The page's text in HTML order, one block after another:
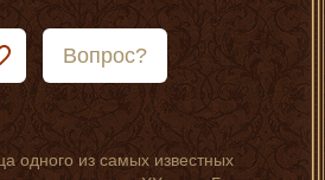
Вопрос?
одного из самых известных